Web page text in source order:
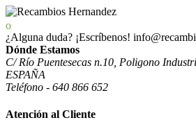
¿Alguna duda? ¡Escríbenos!
Dónde Estamos
C/ Río Puentesecas n.10, Poligono
ESPAÑA
Teléfono - 640 866 652
Atención al Cliente